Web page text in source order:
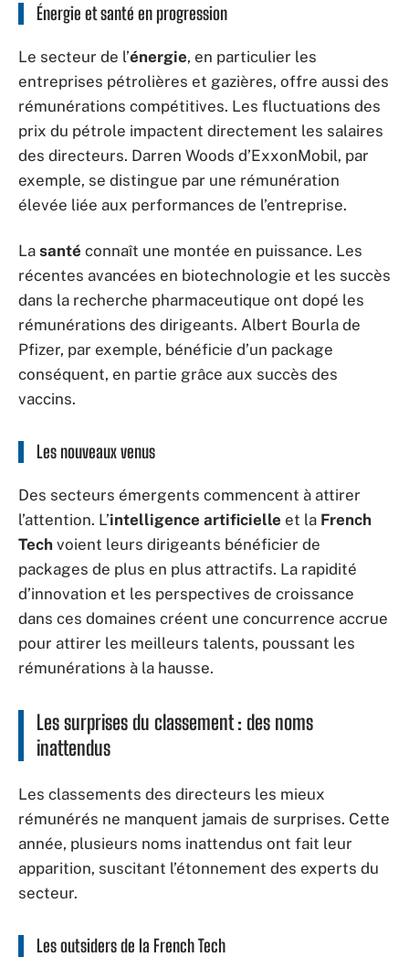
Énergie et santé en progression
Le secteur de l’énergie, en particulier les
entreprises pétrolières et gazières, offre aussi des
rémunérations compétitives. Les fluctuations des
prix du pétrole impactent directement les salaires
des directeurs. Darren Woods d’ExxonMobil, par
exemple, se distingue par une rémunération
élevée liée aux performances de l’entreprise.
La santé connaît une montée en puissance. Les
récentes avancées en biotechnologie et les succès
dans la recherche pharmaceutique ont dopé les
rémunérations des dirigeants. Albert Bourla de
Pfizer, par exemple, bénéficie d’un package
conséquent, en partie grâce aux succès des
vaccins.
Les nouveaux venus
Des secteurs émergents commencent à attirer
l’attention. L’intelligence artificielle et la French
Tech voient leurs dirigeants bénéficier de
packages de plus en plus attractifs. La rapidité
d’innovation et les perspectives de croissance
dans ces domaines créent une concurrence accrue
pour attirer les meilleurs talents, poussant les
rémunérations à la hausse.
Les surprises du classement : des noms
inattendus
Les classements des directeurs les mieux
rémunérés ne manquent jamais de surprises. Cette
année, plusieurs noms inattendus ont fait leur
apparition, suscitant l’étonnement des experts du
secteur.
Les outsiders de la French Tech